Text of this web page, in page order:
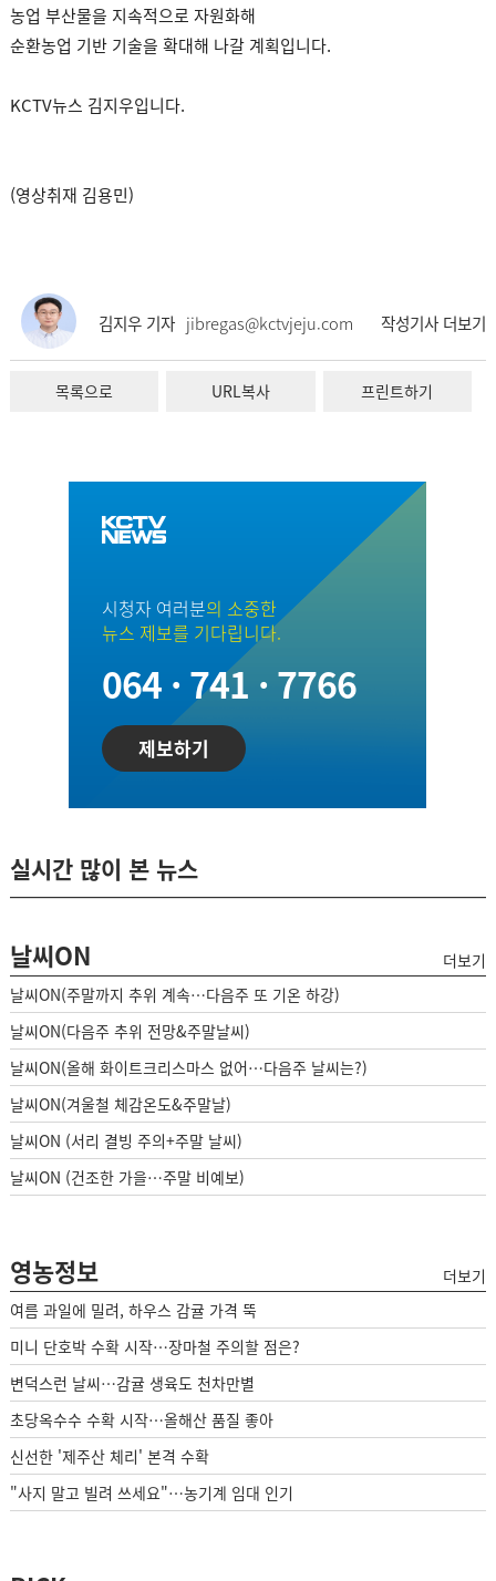
농업 부산물을 지속적으로 자원화해
순환농업 기반 기술을 확대해 나갈 계획입니다.
KCTV뉴스 김지우입니다.
(영상취재 김용민)
김지우 기자 jibregas@kctvjeju.com 작성기사 더보기
목록으로 URL복사 프린트하기
시청자 여러분의 소중한
뉴스 제보를 기다립니다.
064 · 741 · 7766
제보하기
실시간 많이 본 뉴스
날씨ON
더보기
날씨ON(주말까지 추위 계속…다음주 또 기온 하강)
날씨ON(다음주 추위 전망&주말날씨)
날씨ON(올해 화이트크리스마스 없어…다음주 날씨는?)
날씨ON(겨울철 체감온도&주말날)
날씨ON (서리 결빙 주의+주말 날씨)
날씨ON (건조한 가을…주말 비예보)
영농정보
더보기
여름 과일에 밀려, 하우스 감귤 가격 뚝
미니 단호박 수확 시작…장마철 주의할 점은?
변덕스런 날씨…감귤 생육도 천차만별
초당옥수수 수확 시작…올해산 품질 좋아
신선한 '제주산 체리' 본격 수확
"사지 말고 빌려 쓰세요"…농기계 임대 인기